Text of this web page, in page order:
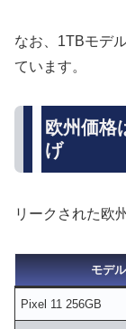
なお、1TBモデ
ています。
欧州価格
げ
リークされた欧
モデル
Pixel 11 256GB